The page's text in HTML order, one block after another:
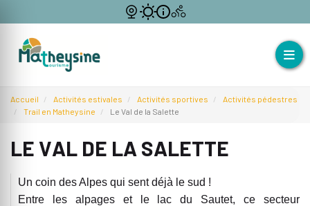
Accueil Activités estivales Activités sportives
Activités pédestres
Trail en Matheysine
Le Val de la Salette
LE VAL DE LA SALETTE
Un coin des Alpes qui sent déjà le sud !
Entre les alpages et le lac du Sautet, ce secteur